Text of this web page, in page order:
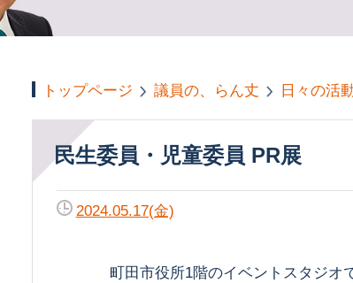
トップページ 議員の、らん丈 日々の活
民生委員・児童委員 PR展
2024.05.17(金)
町田市役所1階のイベントスタジオ